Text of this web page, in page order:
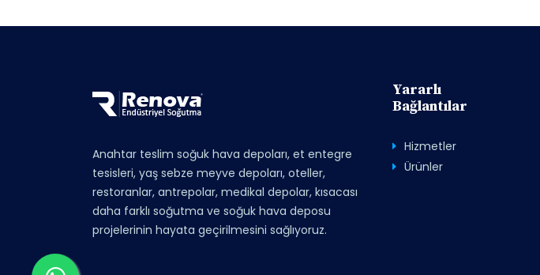
Anahtar teslim soğuk hava depoları, et entegre
tesisleri, yaş sebze meyve depoları, oteller,
restoranlar, antrepolar, medikal depolar, kısacası
daha farklı soğutma ve soğuk hava deposu
projelerinin hayata geçirilmesini sağlıyoruz.
Yararlı
Bağlantılar
Hizmetler
Ürünler